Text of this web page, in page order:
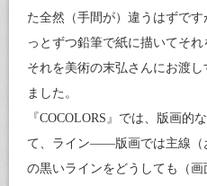
た全然（手間が）違うはずで
っとずつ鉛筆で紙に描いてそれ
それを美術の末弘さんにお渡
ました。
『COCOLORS』では、版画的
て、ライン――版画では主線（
の黒いラインをどうしても（